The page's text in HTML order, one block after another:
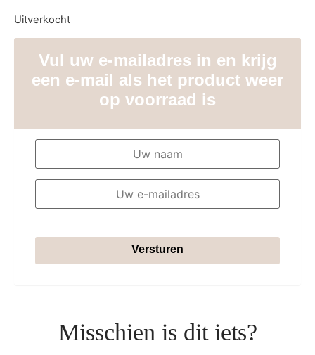
Uitverkocht
Vul uw e-mailadres in en krijg
een e-mail als het product weer
op voorraad is
Versturen
Misschien is dit iets?